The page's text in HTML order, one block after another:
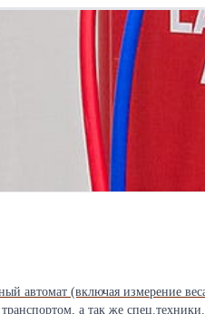
автомат (включая измерение
а так же